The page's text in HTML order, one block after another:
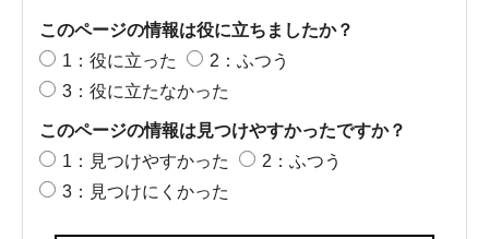
このページの情報は役に立ちましたか？
1：役に立った
2：ふつう
3：役に立たなかった
このページの情報は見つけやすかったですか？
1：見つけやすかった
2：ふつう
3：見つけにくかった